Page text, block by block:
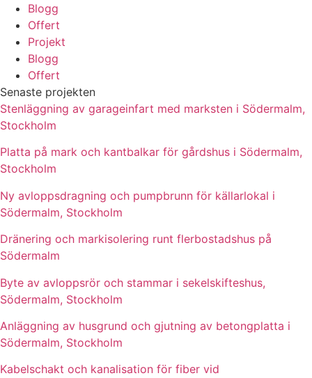
Blogg
Offert
Projekt
Blogg
Offert
Senaste projekten
Stenläggning av garageinfart med marksten i Södermalm,
Stockholm
Platta på mark och kantbalkar för gårdshus i Södermalm,
Stockholm
Ny avloppsdragning och pumpbrunn för källarlokal i
Södermalm, Stockholm
Dränering och markisolering runt flerbostadshus på
Södermalm
Byte av avloppsrör och stammar i sekelskifteshus,
Södermalm, Stockholm
Anläggning av husgrund och gjutning av betongplatta i
Södermalm, Stockholm
Kabelschakt och kanalisation för fiber vid